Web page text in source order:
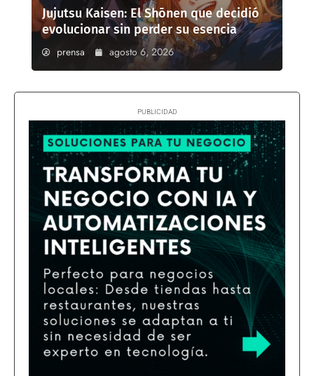
Jujutsu Kaisen: El Shōnen que decidió
evolucionar sin perder su esencia
prensa agosto 6, 2026